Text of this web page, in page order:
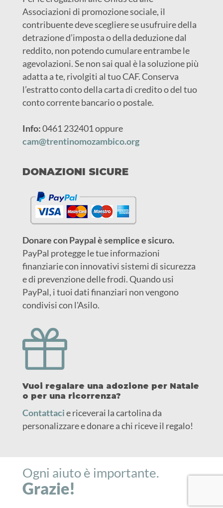
Associazioni di promozione sociale, il
contribuente deve scegliere se usufruire della
detrazione d’imposta o della deduzione dal
reddito, non potendo cumulare entrambe le
agevolazioni. Se non sai qual è la soluzione più
adatta a te, rivolgiti al tuo CAF. Conserva
l’estratto conto della carta di credito o del tuo
conto corrente bancario o postale.
Info:0461 232401 oppure
cam@trentinomozambico.org
DONAZIONI SICURE
Donare con Paypal è semplice e sicuro.
PayPal protegge le tue informazioni
finanziarie con innovativi sistemi di sicurezza
e di prevenzione delle frodi. Quando usi
PayPal, i tuoi dati finanziari non vengono
condivisi con l'Asilo.
Vuoi regalare una adozione per Natale
o per una ricorrenza?
Contattacie riceverai la cartolina da
personalizzare e donare a chi riceve il regalo!
Ogni aiuto è importante.
Grazie!